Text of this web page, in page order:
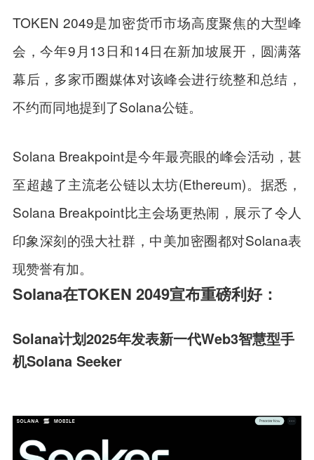
TOKEN 2049是加密货币市场高度聚焦的大型峰
会，今年9月13日和14日在新加坡展开，圆满落
幕后，多家币圈媒体对该峰会进行统整和总结，
不约而同地提到了Solana公链。
Solana Breakpoint是今年最亮眼的峰会活动，甚
至超越了主流老公链以太坊(Ethereum)。据悉，
Solana Breakpoint比主会场更热闹，展示了令人
印象深刻的强大社群，中美加密圈都对Solana表
现赞誉有加。
Solana在TOKEN 2049宣布重磅利好：
Solana计划2025年发表新一代Web3智慧型手
机Solana Seeker